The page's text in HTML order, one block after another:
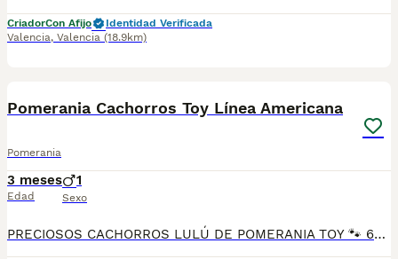
CriadorCon Afijo
Identidad Verificada
Valencia, Valencia (18.9km)
Pomerania Cachorros Toy Línea Americana
Pomerania
3 meses
Edad
1
Sexo
PRECIOSOS CACHORROS LULÚ DE POMERANIA TOY 🐾 604370339 Luxury Puppies Kennel Benidorm: ​Selección exclusiva de cachorros Pomerania de línea americana Auténticos peluches criados en ambiente familiar, con un pelo espectacular, denso y esponjoso. ​Colores disponibles: Blanco, crema, naranja y sable. ​Se entregan con: Vacunas al día, desparasitación interna/externa, cartilla sanitaria oficial y microchip. ​Garantías: Garantía vírica y genética por escrito. ​Hacemos envíos autorizados a toda España o recogida en mano. ¡Ven a verlos sin compromiso! Máxima seriedad. ​: pomerania toy, lulu de pomerania, pomerania mini, cachorros pomerania, pomerania blanco, comprar pomerania.